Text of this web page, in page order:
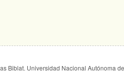
Biblat. Universidad Nacional Autónoma